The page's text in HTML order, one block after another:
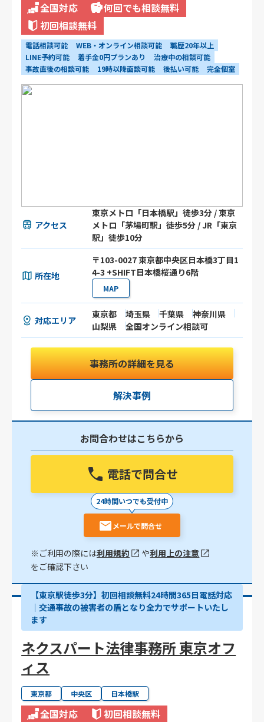
全国対応
何回でも相談無料
初回相談無料
電話相談可能 WEB・オンライン相談可能
職歴20年以上
LINE予約可能
着手金0円プランあり
治療中の相談可能
事故直後の相談可能
19時以降面談可能 後払い可能 完全個室
アクセス
東京メトロ「日本橋駅」徒歩3分 / 東京
メトロ「茅場町駅」徒歩5分 / JR「東京
駅」徒歩10分
所在地
〒103-0027 東京都中央区日本橋3丁目1
4-3 +SHIFT日本橋桜通り6階
MAP
対応エリア
東京都 埼玉県 千葉県
神奈川県
山梨県
全国オンライン相談可
事務所の詳細を見る
解決事例
お問合わせはこちらから
電話で問合せ
24時間いつでも受付中
メールで問合せ
※ご利用の際には利用規約 や利用上の注意
をご確認下さい
【東京駅徒歩3分】初回相談無料24時間365日電話対応
｜交通事故の被害者の盾となり全力でサポートいたし
ます
ネクスパート法律事務所 東京オフ
ィス
東京都 中央区 日本橋駅
全国対応 初回相談無料